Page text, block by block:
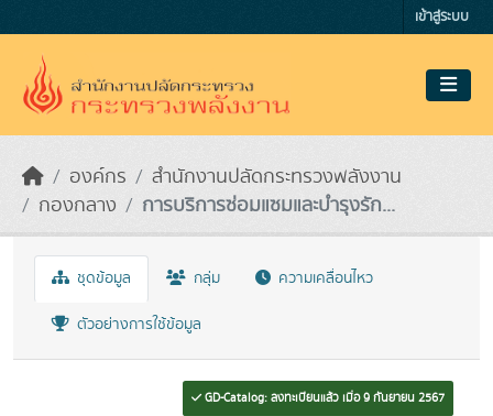
เข้าสู่ระบบ
องค์กร
สำนักงานปลัดกระทรวงพลังงาน
กองกลาง
การบริการซ่อมแซมและบำรุงรัก...
ชุดข้อมูล กลุ่ม ความเคลื่อนไหว
ตัวอย่างการใช้ข้อมูล
GD-Catalog: ลงทะเบียนแล้ว เมื่อ 9 กันยายน 2567